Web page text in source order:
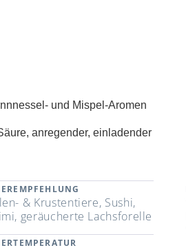
und Mispel-Aromen
anregender, einladender
& Krustentiere, Sushi,
geräucherte Lachsforelle